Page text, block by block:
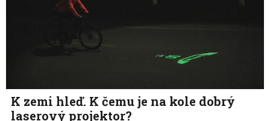
K zemi hleď. K čemu je na kole dobrý
laserový projektor?